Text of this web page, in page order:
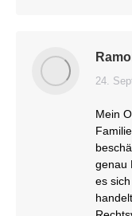
sagt:
24.
Mein
genau
es